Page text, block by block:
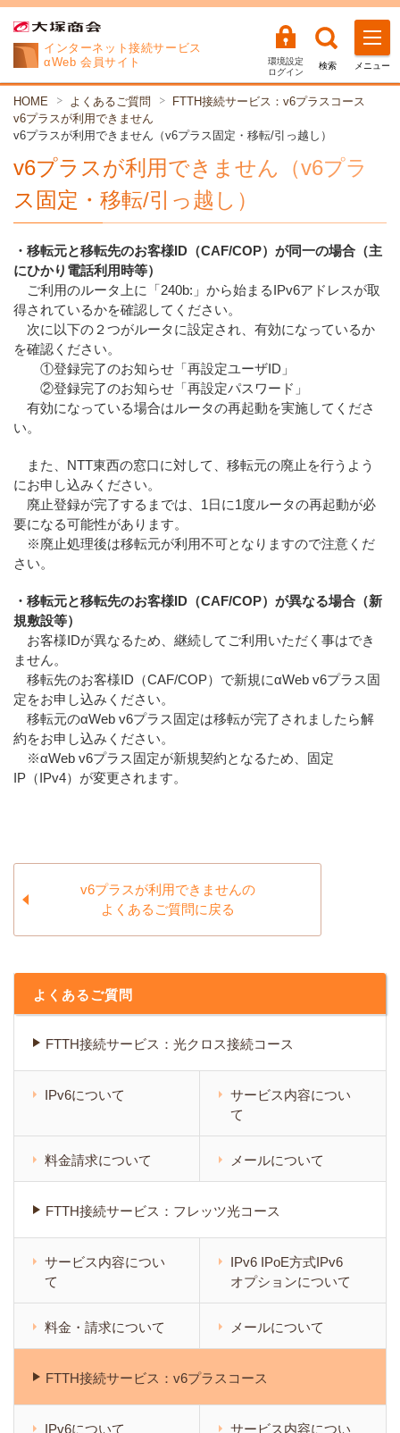
インターネット接続サービス
αWeb 会員サイト
環境設定
ログイン
検索 メニュー
HOME よくあるご質問
FTTH接続サービス：v6プラスコース
v6プラスが利用できません
v6プラスが利用できません（v6プラス固定・移転/引っ越し）
v6プラスが利用できません（v6プラ
ス固定・移転/引っ越し）
・移転元と移転先のお客様ID（CAF/COP）が同一の場合（主
にひかり電話利用時等）
ご利用のルータ上に「240b:」から始まるIPv6アドレスが取
得されているかを確認してください。
次に以下の２つがルータに設定され、有効になっているか
を確認ください。
①登録完了のお知らせ「再設定ユーザID」
②登録完了のお知らせ「再設定パスワード」
有効になっている場合はルータの再起動を実施してくださ
い。
また、NTT東西の窓口に対して、移転元の廃止を行うよう
にお申し込みください。
廃止登録が完了するまでは、1日に1度ルータの再起動が必
要になる可能性があります。
※廃止処理後は移転元が利用不可となりますので注意くだ
さい。
・移転元と移転先のお客様ID（CAF/COP）が異なる場合（新
規敷設等）
お客様IDが異なるため、継続してご利用いただく事はでき
ません。
移転先のお客様ID（CAF/COP）で新規にαWeb v6プラス固
定をお申し込みください。
移転元のαWeb v6プラス固定は移転が完了されましたら解
約をお申し込みください。
※αWeb v6プラス固定が新規契約となるため、固定
IP（IPv4）が変更されます。
v6プラスが利用できませんの
よくあるご質問に戻る
よくあるご質問
FTTH接続サービス：光クロス接続コース
IPv6について
サービス内容につい
て
料金請求について メールについて
FTTH接続サービス：フレッツ光コース
サービス内容につい
て
IPv6 IPoE方式IPv6
オプションについて
料金・請求について メールについて
FTTH接続サービス：v6プラスコース
IPv6について
サービス内容につい